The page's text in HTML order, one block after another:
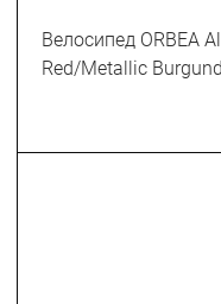
Велосипед ORBEA
Red/Metallic